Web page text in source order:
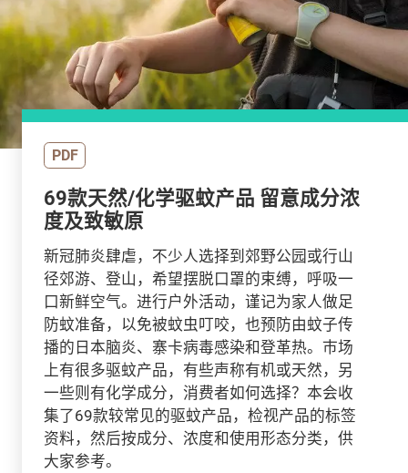
PDF
69款天然/化学驱蚊产品 留意成分浓
度及致敏原
新冠肺炎肆虐，不少人选择到郊野公园或行山
径郊游、登山，希望摆脱口罩的束缚，呼吸一
口新鲜空气。进行户外活动，谨记为家人做足
防蚊准备，以免被蚊虫叮咬，也预防由蚊子传
播的日本脑炎、寨卡病毒感染和登革热。巿场
上有很多驱蚊产品，有些声称有机或天然，另
一些则有化学成分，消费者如何选择？本会收
集了69款较常见的驱蚊产品，检视产品的标签
资料，然后按成分、浓度和使用形态分类，供
大家参考。